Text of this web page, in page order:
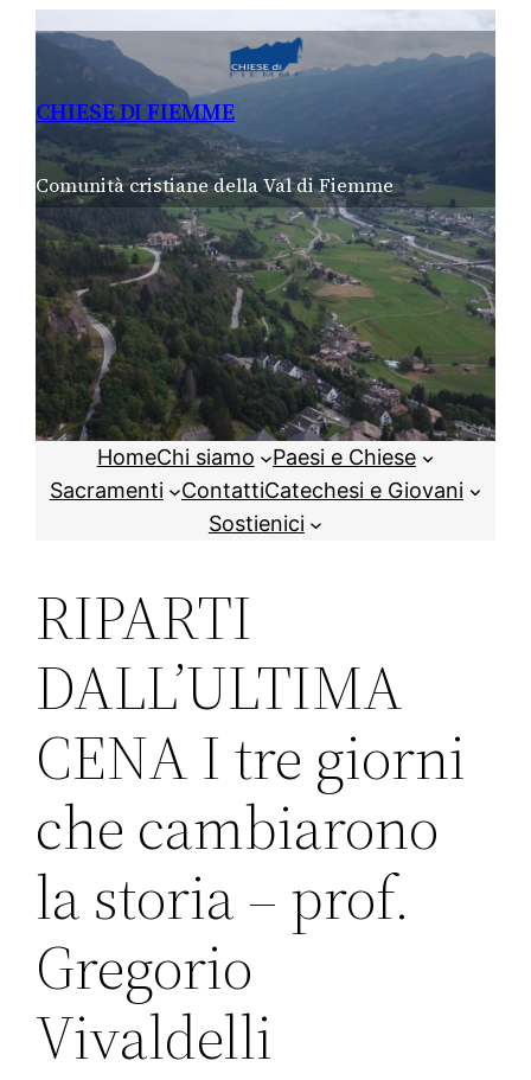
CHIESE DI FIEMME
Comunità cristiane della Val di Fiemme
HomeChi siamo
Paesi e Chiese
Sacramenti
ContattiCatechesi e Giovani
Sostienici
RIPARTI
DALL’ULTIMA
CENA I tre giorni
che cambiarono
la storia – prof.
Gregorio
Vivaldelli